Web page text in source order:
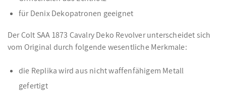
für Denix Dekopatronen geeignet
Der Colt SAA 1873 Cavalry Deko Revolver unterscheidet sich
vom Original durch folgende wesentliche Merkmale:
die Replika wird aus nicht waffenfähigem Metall
gefertigt